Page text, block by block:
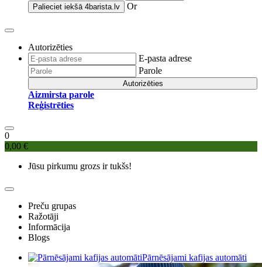
Palieciet iekšā 4barista.lv Or
Autorizēties
E-pasta adrese
Parole
Autorizēties
Aizmirsta parole
Reģistrēties
0
0,00 €
Jūsu pirkumu grozs ir tukšs!
Preču grupas
Ražotāji
Informācija
Blogs
Pārnēsājami kafijas automāti